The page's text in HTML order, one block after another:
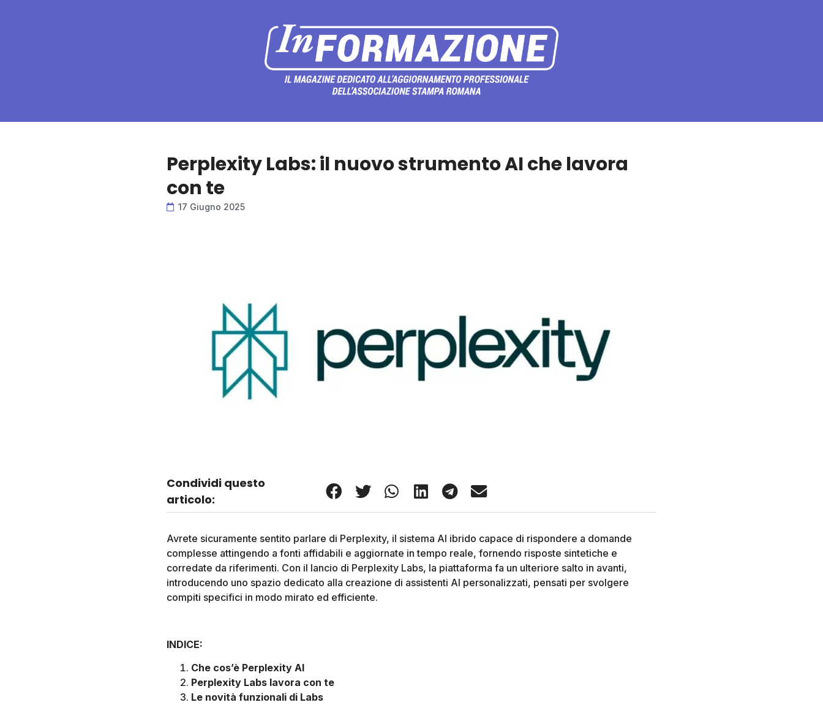
Perplexity Labs: il nuovo strumento AI che lavora
con te
17 Giugno 2025
Condividi questo
articolo:
Avrete sicuramente sentito parlare di Perplexity, il sistema AI ibrido capace di rispondere a domande
complesse attingendo a fonti affidabili e aggiornate in tempo reale, fornendo risposte sintetiche e
corredate da riferimenti. Con il lancio di Perplexity Labs, la piattaforma fa un ulteriore salto in avanti,
introducendo uno spazio dedicato alla creazione di assistenti AI personalizzati, pensati per svolgere
compiti specifici in modo mirato ed efficiente.
INDICE:
Che cos’è Perplexity AI
Perplexity Labs lavora con te
Le novità funzionali di Labs